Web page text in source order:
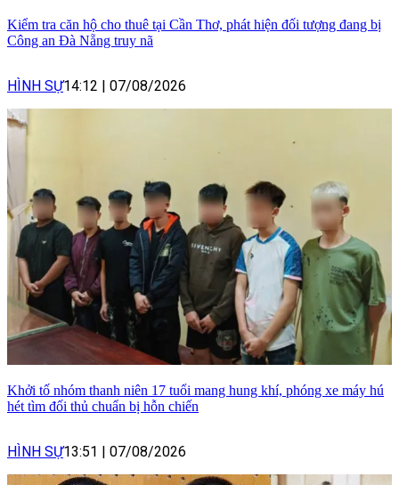
Kiểm tra căn hộ cho thuê tại Cần Thơ, phát hiện đối tượng đang bị
Công an Đà Nẵng truy nã
HÌNH SỰ14:12 07/08/2026
Khởi tố nhóm thanh niên 17 tuổi mang hung khí, phóng xe máy hú
hét tìm đối thủ chuẩn bị hỗn chiến
HÌNH SỰ13:51 07/08/2026